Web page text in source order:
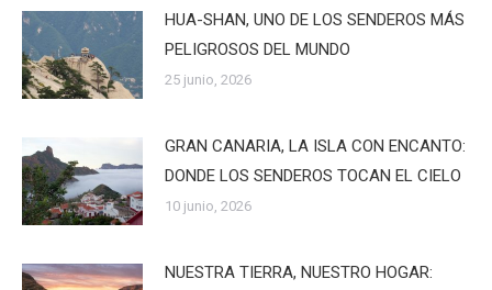
HUA-SHAN, UNO DE LOS SENDEROS MÁS
PELIGROSOS DEL MUNDO
25 junio, 2026
GRAN CANARIA, LA ISLA CON ENCANTO:
DONDE LOS SENDEROS TOCAN EL CIELO
10 junio, 2026
NUESTRA TIERRA, NUESTRO HOGAR: